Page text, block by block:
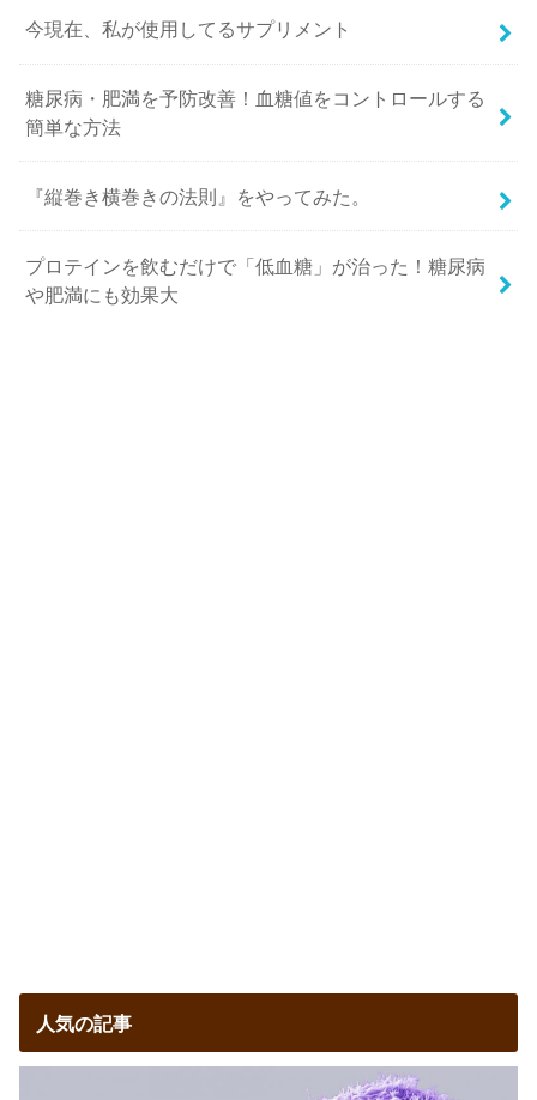
今現在、私が使用してるサプリメント
糖尿病・肥満を予防改善！血糖値をコントロールする
簡単な方法
『縦巻き横巻きの法則』をやってみた。
プロテインを飲むだけで「低血糖」が治った！糖尿病
や肥満にも効果大
人気の記事